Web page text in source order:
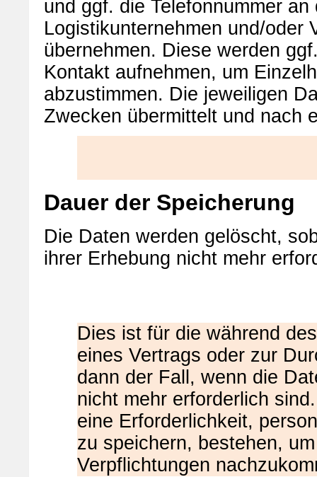
und ggf. die Telefonnummer
Logistikunternehmen und/oder
übernehmen. Diese werden
Kontakt aufnehmen, um
abzustimmen. Die jeweiligen
Zwecken übermittelt und nach
Dauer der Speicherung
Die Daten werden gelöscht,
ihrer Erhebung nicht mehr
Dies ist für die während
eines Vertrags oder zur
dann der Fall, wenn die
nicht mehr erforderlich
eine Erforderlichkeit,
zu speichern, bestehen,
Verpflichtungen